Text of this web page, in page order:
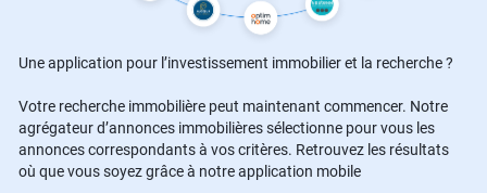
Une application pour l’investissement immobilier et la recherche ?
Votre recherche immobilière peut maintenant commencer. Notre
agrégateur d’annonces immobilières sélectionne pour vous les
annonces correspondants à vos critères. Retrouvez les résultats
où que vous soyez grâce à notre application mobile